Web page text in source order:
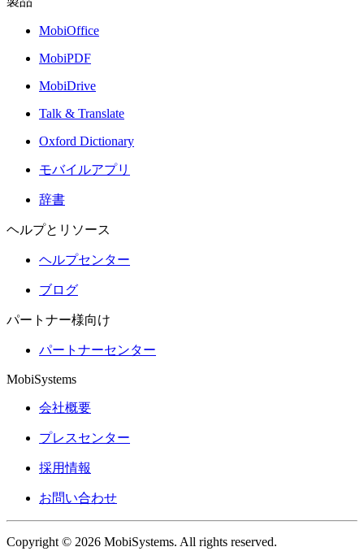
MobiOffice
MobiPDF
MobiDrive
Talk & Translate
Oxford Dictionary
モバイルアプリ
辞書
ヘルプとリソース
ヘルプセンター
ブログ
パートナー様向け
パートナーセンター
MobiSystems
会社概要
プレスセンター
採用情報
お問い合わせ
Copyright © 2026 MobiSystems. All rights reserved.